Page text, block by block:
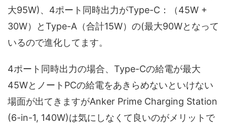
大95W)、4ポート同時出力がType-C：（45W +
30W）とType-A（合計15W）の(最大90Wとなって
いるので進化してます。
4ポート同時出力の場合、Type-Cの給電が最大
45WとノートPCの給電をあきらめないといけない
場面が出てきますがAnker Prime Charging Station
(6-in-1, 140W)は気にしなくて良いのがメリットで